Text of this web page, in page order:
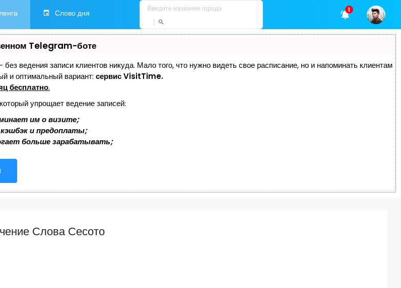
Слово дня 1
Telegram-боте
без ведения записи клиентов никуда. Мало того, что нужно видеть свое расписание, но и напоминать клиентам
и оптимальный вариант: сервис VisitTime.
бесплатно.
упрощает ведение записей:
им о визите;
и предоплаты;
больше зарабатывать;
Слова Сесото